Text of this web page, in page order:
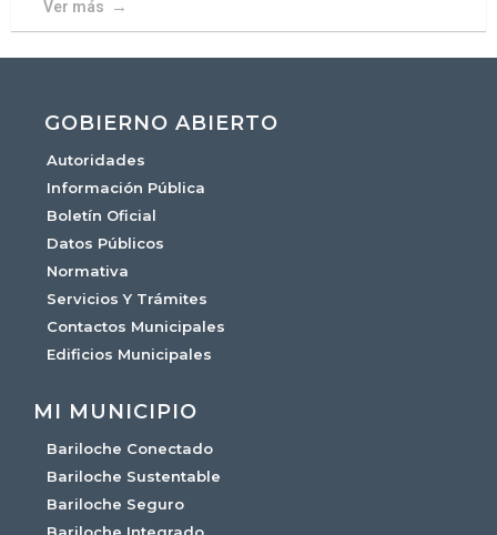
Ver más
GOBIERNO ABIERTO
Autoridades
Información Pública
Boletín Oficial
Datos Públicos
Normativa
Servicios Y Trámites
Contactos Municipales
Edificios Municipales
MI MUNICIPIO
Bariloche Conectado
Bariloche Sustentable
Bariloche Seguro